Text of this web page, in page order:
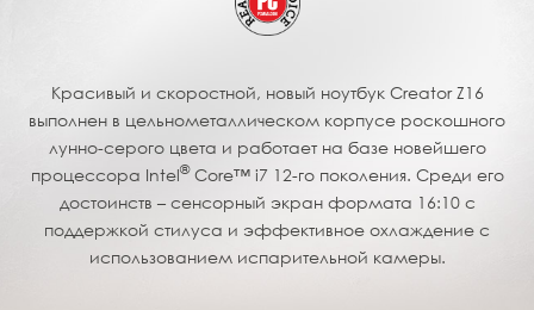
Красивый и скоростной, новый ноутбук Creator Z16
выполнен в цельнометаллическом корпусе роскошного
лунно-серого цвета и работает на базе новейшего
процессора Intel®Core™ i7 12-го поколения. Среди его
достоинств – сенсорный экран формата 16:10 с
поддержкой стилуса и эффективное охлаждение с
использованием испарительной камеры.